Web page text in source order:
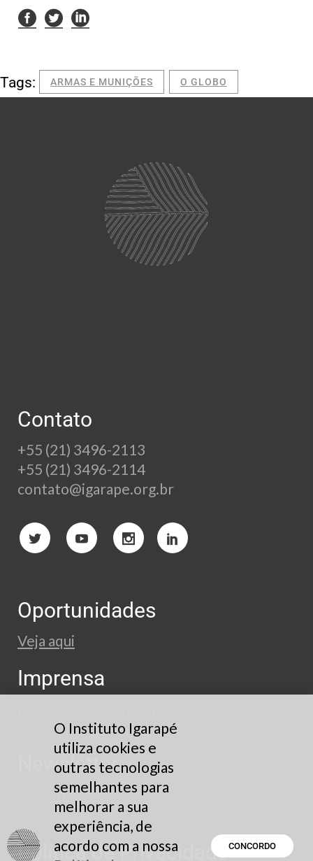
Tags: ARMAS E MUNIÇÕES O GLOBO
Contato
+55 (21) 3496-2113
+55 (21) 3496-2114
contato@igarape.org.br
Oportunidades
Veja aqui
Imprensa
Newsletter
Cadastre-se
Política de Privacidade
O Instituto Igarapé
utiliza cookies e
outras tecnologias
semelhantes para
melhorar a sua
experiência, de
acordo com a nossa
CONCORDO